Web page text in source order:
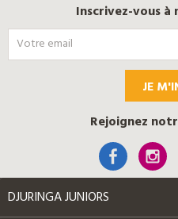
Inscrivez-vous
JE
Rejoignez
DJURINGA JUNIORS